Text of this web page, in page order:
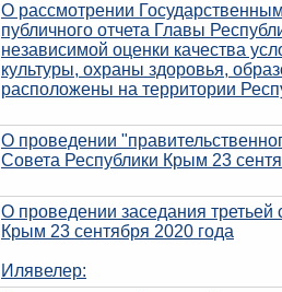
О рассмотрении
публичного отчета Главы
независимой оценки качества
культуры, охраны здоровья,
расположены на территории
О проведении
Совета Республики Крым 23
О проведении заседания третьей
Крым 23 сентября 2020 года
Илявелер: